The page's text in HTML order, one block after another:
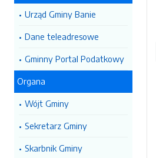
Urząd Gminy Banie
Dane teleadresowe
Gminny Portal Podatkowy
Organa
Wójt Gminy
Sekretarz Gminy
Skarbnik Gminy